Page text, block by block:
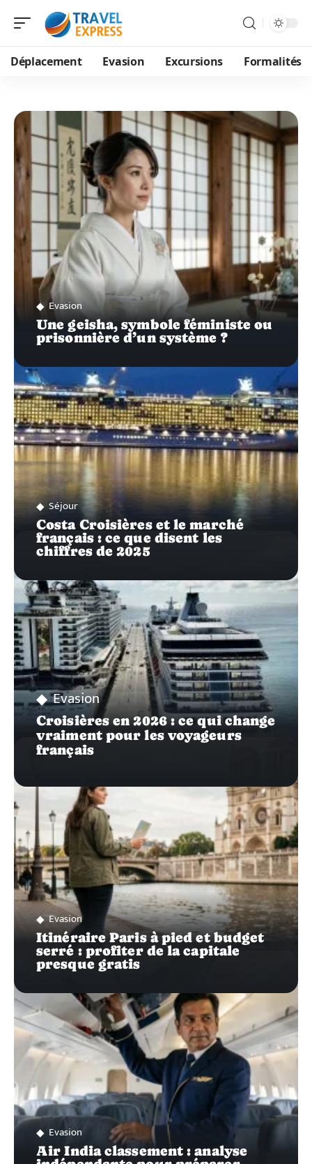
Déplacement Evasion Excursions Formalités
Evasion
Une geisha, symbole féministe ou
prisonnière d’un système ?
Séjour
Costa Croisières et le marché
français : ce que disent les
chiffres de 2025
Evasion
Croisières en 2026 : ce qui change
vraiment pour les voyageurs
français
Evasion
Itinéraire Paris à pied et budget
serré : profiter de la capitale
presque gratis
Evasion
Air India classement : analyse